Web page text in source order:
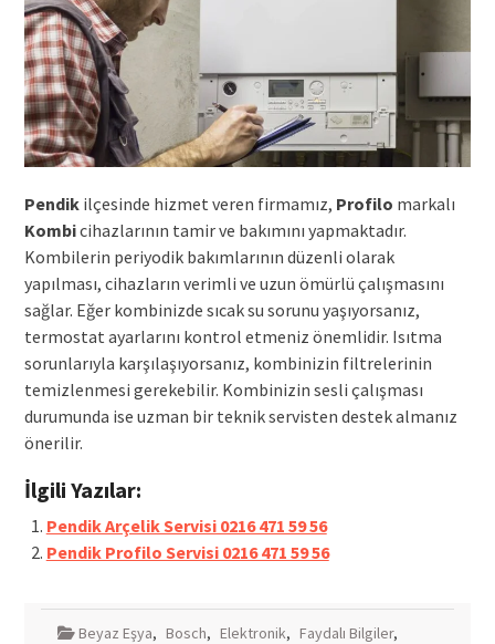
Pendikilçesinde hizmet veren firmamız, Profilo markalı
Kombicihazlarının tamir ve bakımını yapmaktadır.
Kombilerin periyodik bakımlarının düzenli olarak
yapılması, cihazların verimli ve uzun ömürlü çalışmasını
sağlar. Eğer kombinizde sıcak su sorunu yaşıyorsanız,
termostat ayarlarını kontrol etmeniz önemlidir. Isıtma
sorunlarıyla karşılaşıyorsanız, kombinizin filtrelerinin
temizlenmesi gerekebilir. Kombinizin sesli çalışması
durumunda ise uzman bir teknik servisten destek almanız
önerilir.
İlgili Yazılar:
Pendik Arçelik Servisi 0216 471 59 56
Pendik Profilo Servisi 0216 471 59 56
Beyaz Eşya, Bosch, Elektronik, Faydalı Bilgiler,